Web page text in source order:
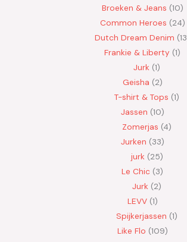
Broeken & Jeans 10
Common Heroes 24
Dutch Dream Denim 13
Frankie & Liberty 1
Jurk 1
Geisha 2
T-shirt & Tops 1
Jassen 10
Zomerjas 4
Jurken 33
jurk 25
Le Chic 3
Jurk 2
LEVV 1
Spijkerjassen 1
Like Flo 109